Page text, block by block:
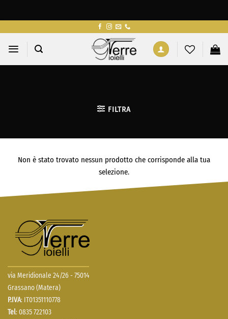
contenuti
FILTRA
Non è stato trovato nessun prodotto che corrisponde alla tua
selezione.
via Meridionale 24/26 - 75014
Grassano (Matera)
P.IVA: IT01351110778
Tel: 0835 722103